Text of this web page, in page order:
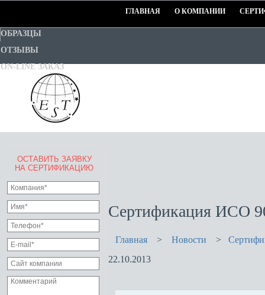
ГЛАВНАЯ О КОМПАНИИ
ОБРАЗЦЫ
ОТЗЫВЫ
ON-LINE ЗАКАЗ
ОСТАВИТЬ ЗАЯВКУ
НА СЕРТИФИКАЦИЮ
Сертификация ИСО
Главная > Новости >
22.10.2013